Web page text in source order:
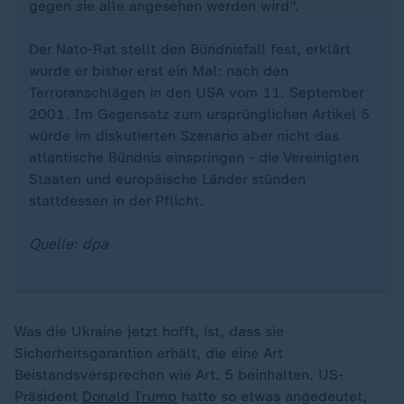
gegen sie alle angesehen werden wird".
Der Nato-Rat stellt den Bündnisfall fest, erklärt
wurde er bisher erst ein Mal: nach den
Terroranschlägen in den USA vom 11. September
2001. Im Gegensatz zum ursprünglichen Artikel 5
würde im diskutierten Szenario aber nicht das
atlantische Bündnis einspringen - die Vereinigten
Staaten und europäische Länder stünden
stattdessen in der Pflicht.
Quelle: dpa
Was die Ukraine jetzt hofft, ist, dass sie
Sicherheitsgarantien erhält, die eine Art
Beistandsversprechen wie Art. 5 beinhalten. US-
Präsident Donald Trump hatte so etwas angedeutet,